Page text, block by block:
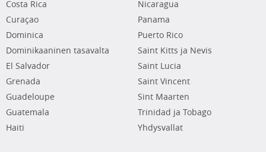
Costa Rica
Curaçao
Dominica
Dominikaaninen tasavalta
El Salvador
Grenada
Guadeloupe
Guatemala
Haiti
Nicaragua
Panama
Puerto Rico
Saint Kitts ja Nevis
Saint Lucia
Saint Vincent
Sint Maarten
Trinidad ja Tobago
Yhdysvallat